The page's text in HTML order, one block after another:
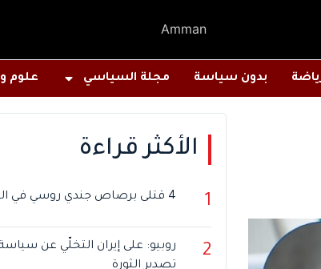
Amman
بدون سياسة مجلة السياسي علوم
الأكثر قراءة
1 4 قتلى برصاص جندي روسي في القرم
2
روبيو: على إيران التخلّي عن
تصدير الثورة